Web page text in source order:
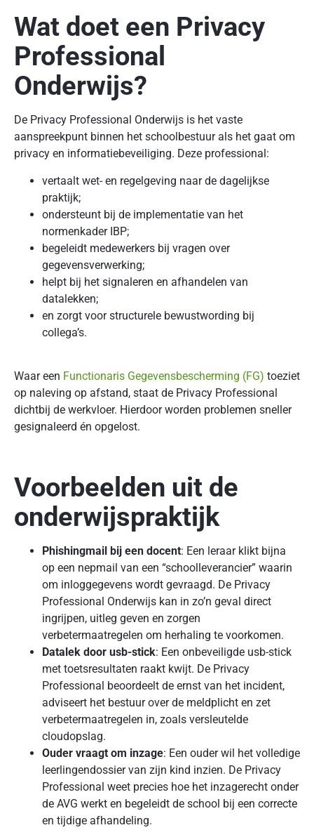
Wat doet een Privacy
Professional
Onderwijs?
De Privacy Professional Onderwijs is het vaste
aanspreekpunt binnen het schoolbestuur als het gaat om
privacy en informatiebeveiliging. Deze professional:
vertaalt wet- en regelgeving naar de dagelijkse
praktijk;
ondersteunt bij de implementatie van het
normenkader IBP;
begeleidt medewerkers bij vragen over
gegevensverwerking;
helpt bij het signaleren en afhandelen van
datalekken;
en zorgt voor structurele bewustwording bij
collega’s.
Waar een Functionaris Gegevensbescherming (FG) toeziet
op naleving op afstand, staat de Privacy Professional
dichtbij de werkvloer. Hierdoor worden problemen sneller
gesignaleerd én opgelost.
Voorbeelden uit de
onderwijspraktijk
Phishingmail bij een docent: Een leraar klikt bijna
op een nepmail van een “schoolleverancier” waarin
om inloggegevens wordt gevraagd. De Privacy
Professional Onderwijs kan in zo’n geval direct
ingrijpen, uitleg geven en zorgen
verbetermaatregelen om herhaling te voorkomen.
Datalek door usb-stick: Een onbeveiligde usb-stick
met toetsresultaten raakt kwijt. De Privacy
Professional beoordeelt de ernst van het incident,
adviseert het bestuur over de meldplicht en zet
verbetermaatregelen in, zoals versleutelde
cloudopslag.
Ouder vraagt om inzage: Een ouder wil het volledige
leerlingendossier van zijn kind inzien. De Privacy
Professional weet precies hoe het inzagerecht onder
de AVG werkt en begeleidt de school bij een correcte
en tijdige afhandeling.